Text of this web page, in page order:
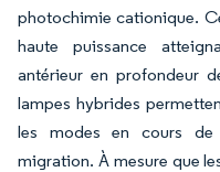
photochimie cationique.
haute puissance
antérieur en profondeur
lampes hybrides
les modes en cours
migration. À mesure que